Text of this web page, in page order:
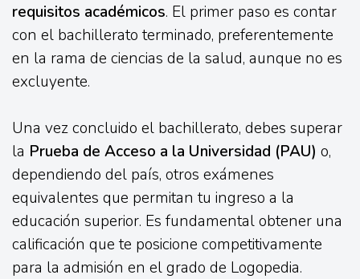
requisitos académicos. El primer paso es contar
con el bachillerato terminado, preferentemente
en la rama de ciencias de la salud, aunque no es
excluyente.
Una vez concluido el bachillerato, debes superar
la Prueba de Acceso a la Universidad (PAU) o,
dependiendo del país, otros exámenes
equivalentes que permitan tu ingreso a la
educación superior. Es fundamental obtener una
calificación que te posicione competitivamente
para la admisión en el grado de Logopedia.